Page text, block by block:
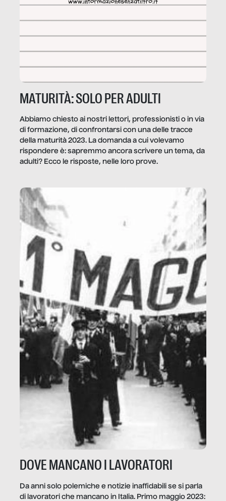
MATURITÀ: SOLO PER ADULTI
Abbiamo chiesto ai nostri lettori, professionisti o in via
di formazione, di confrontarsi con una delle tracce
della maturità 2023. La domanda a cui volevamo
rispondere è: sapremmo ancora scrivere un tema, da
adulti? Ecco le risposte, nelle loro prove.
DOVE MANCANO I LAVORATORI
Da anni solo polemiche e notizie inaffidabili se si parla
di lavoratori che mancano in Italia. Primo maggio 2023: